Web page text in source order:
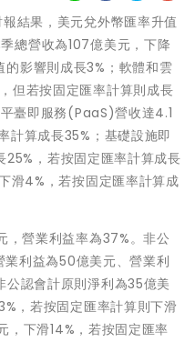
結果，美元兌外幣匯率升值
總營收為107億美元，下降
影響則成長3%；軟體和雲
但若按固定匯率計算則成長
臺即服務(PaaS)營收達4.1
計算成長35%；基礎設施即
，若按固定匯率計算成長
滑4%，若按固定匯率計算成
，營業利益率為37%。非公
利益為50億美元、營業利
認會計原則淨利為35億美
，若按固定匯率計算則下滑
，下滑14%，若按固定匯率